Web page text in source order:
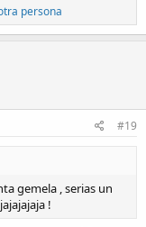
persona
#19
gemela , serias un
!